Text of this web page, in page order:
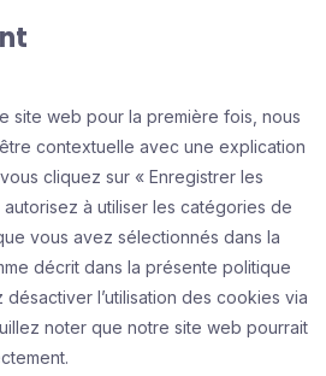
site web pour la première fois, nous
contextuelle avec une explication
cliquez sur « Enregistrer les
à utiliser les catégories de
vous avez sélectionnés dans la
décrit dans la présente politique
l’utilisation des cookies via
noter que notre site web pourrait